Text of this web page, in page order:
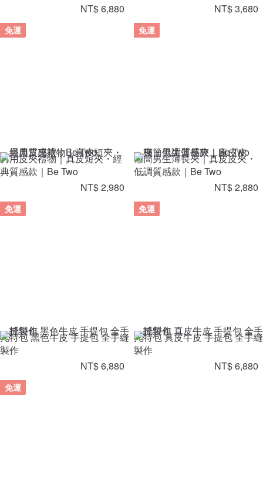
NT$ 6,880
NT$ 3,680
免運
男用皮夾禮物｜真皮短夾・經
典質感款｜Be Two
NT$ 2,980
免運
極簡男生薄長夾｜真皮皮夾・
低調質感款｜Be Two
NT$ 2,880
免運
托特包 黑色牛皮 手提包 全手縫
製作
NT$ 6,880
免運
托特包 真皮牛皮 手提包 全手縫
製作
NT$ 6,880
免運